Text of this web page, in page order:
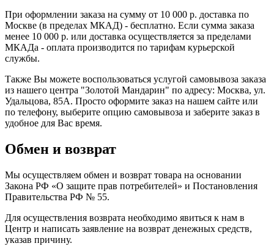
При оформлении заказа на сумму от 10 000 р. доставка по
Москве (в пределах МКАД) - бесплатно. Если сумма заказа
менее 10 000 р. или доставка осуществляется за пределами
МКАДа - оплата производится по тарифам курьерской
службы.
Также Вы можете воспользоваться услугой самовывоза заказа
из нашего центра "Золотой Мандарин" по адресу: Москва, ул.
Удальцова, 85А. Просто оформите заказ на нашем сайте или
по телефону, выберите опцию самовывоза и заберите заказ в
удобное для Вас время.
Обмен и возврат
Мы осуществляем обмен и возврат товара на основании
Закона РФ «О защите прав потребителей» и Постановления
Правительства РФ № 55.
Для осуществления возврата необходимо явиться к нам в
Центр и написать заявление на возврат денежных средств,
указав причину.